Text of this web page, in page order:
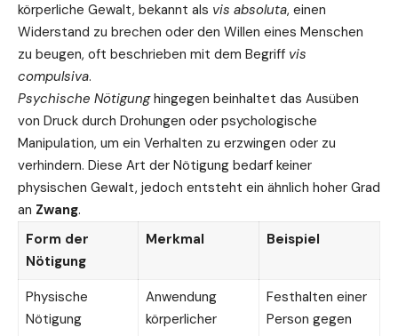
körperliche Gewalt, bekannt als vis absoluta, einen
Widerstand zu brechen oder den Willen eines Menschen
zu beugen, oft beschrieben mit dem Begriff vis
compulsiva.
Psychische Nötigunghingegen beinhaltet das Ausüben
von Druck durch Drohungen oder psychologische
Manipulation, um ein Verhalten zu erzwingen oder zu
verhindern. Diese Art der Nötigung bedarf keiner
physischen Gewalt, jedoch entsteht ein ähnlich hoher Grad
an Zwang.
Form der
Nötigung
Merkmal Beispiel
Physische
Nötigung
Anwendung
körperlicher
Festhalten einer
Person gegen